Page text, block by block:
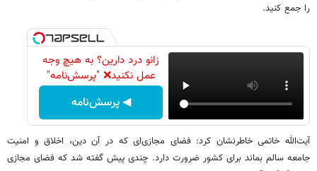
را جمع کنید.
زانو درد دارین؟ به هیچ وجه
عمل نکنید❌ "پرسش‌نامه"
◀ پرسش‌نامه
آیت‌الله خاتمی خاطرنشان کرد: فضای مجازی‌ای که در آن دین، اخلاق و امنیت
جامعه سالم بماند برای کشور ضرورت دارد. چندی پیش گفته شد که فضای مجازی